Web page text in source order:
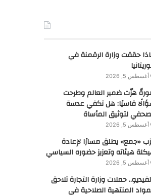
حققت وزارة الرقمنة في
أغسطس 5, 2026
هزّت ضمير العالم وطرحت
قاسيًا: هل تكفي عدسة
لتوثيق المأساة
أغسطس 5, 2026
«جمع» يطلق مسارًا لإعادة
هيئاته وتعزيز حضوره السياسي
أغسطس 5, 2026
حملات وزارة التجارة تلاحق
المنتهية الصلاحية في